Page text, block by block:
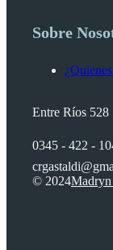
Sobre
Entre Ríos 528
0345 - 422 -
© 2024